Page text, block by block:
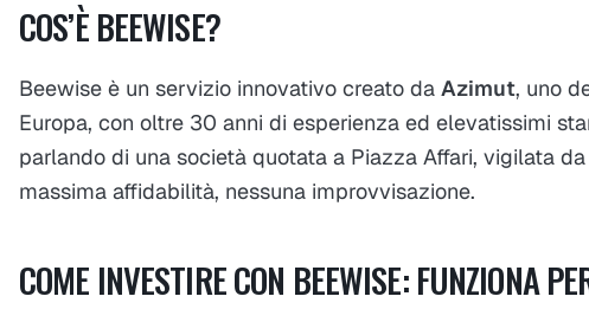
COS’È BEEWISE?
Beewise è un servizio innovativo creato da Azimut, uno
Europa, con oltre 30 anni di esperienza ed elevatissimi
parlando di una società quotata a Piazza Affari, vigilata
massima affidabilità, nessuna improvvisazione.
COME INVESTIRE CON BEEWISE: FUNZIONA